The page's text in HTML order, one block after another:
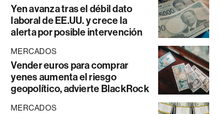
Yen avanza tras el débil dato
laboral de EE.UU. y crece la
alerta por posible intervención
MERCADOS
Vender euros para comprar
yenes aumenta el riesgo
geopolítico, advierte BlackRock
MERCADOS